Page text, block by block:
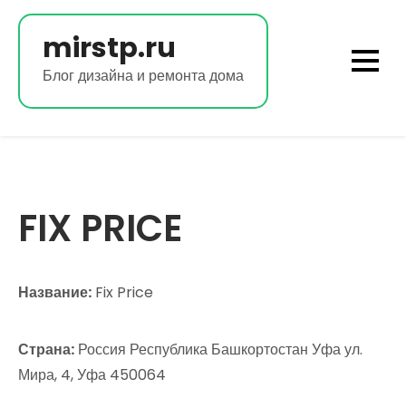
Перейти
содержимомуmirstp.ru
Блог дизайна и ремонта дома
FIX PRICE
Название: Fix Price
Страна: Россия Республика Башкортостан Уфа ул.
Мира, 4, Уфа 450064